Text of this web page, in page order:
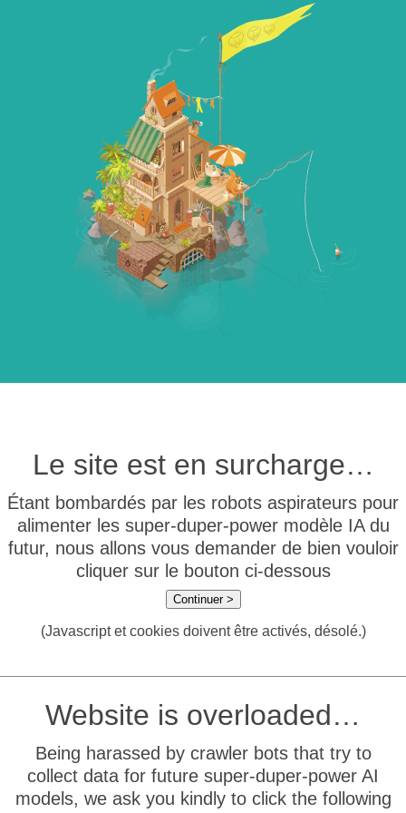
Le site est en surcharge…
Étant bombardés par les robots aspirateurs pour
alimenter les super-duper-power modèle IA du
futur, nous allons vous demander de bien vouloir
cliquer sur le bouton ci-dessous
Continuer >
(Javascript et cookies doivent être activés, désolé.)
Website is overloaded…
Being harassed by crawler bots that try to
collect data for future super-duper-power AI
models, we ask you kindly to click the following